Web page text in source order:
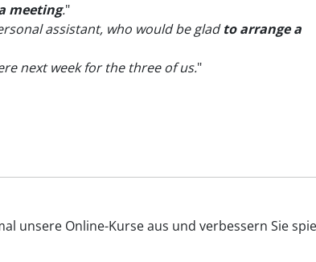
meeting."
assistant, who would be gladto arrange a
next week for the three of us."
unsere Online-Kurse aus und verbessern Sie